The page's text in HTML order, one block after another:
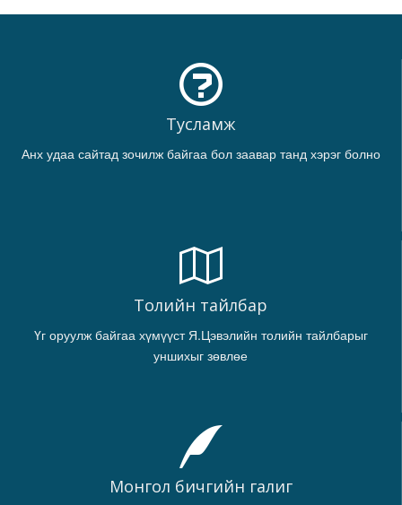
Тусламж
Анх удаа сайтад зочилж байгаа бол заавар танд хэрэг болно
Толийн тайлбар
Үг оруулж байгаа хүмүүст Я.Цэвэлийн толийн тайлбарыг
уншихыг зөвлөе
Монгол бичгийн галиг